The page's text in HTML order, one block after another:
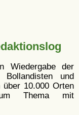
Wiedergabe der
und
10.000 Orten
Thema mit